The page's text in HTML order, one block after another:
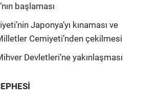
başlaması
Japonya’yı kınaması ve
Cemiyeti’nden çekilmesi
Devletleri’ne yakınlaşması